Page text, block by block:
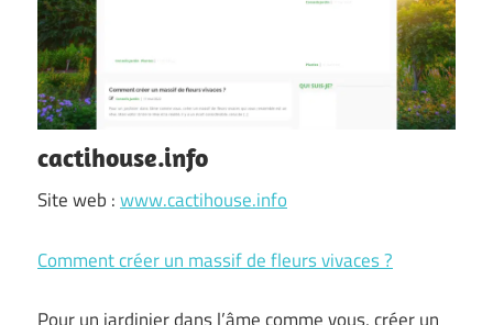
cactihouse.info
Site web :www.cactihouse.info
Comment créer un massif de fleurs vivaces ?